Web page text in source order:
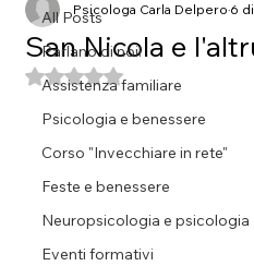
All Posts
Parlano di noi!
Assistenza familiare
Psicologia e benessere
Corso "Invecchiare in rete"
Feste e benessere
Neuropsicologia e psicologia
Eventi formativi
San Nicola e
Psicologa Carla Delpero6
Valutazione NaN stelle su